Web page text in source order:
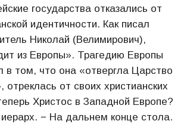
государства отказались от
идентичности. Как писал
Николай (Велимирович),
из Европы». Трагедию Европы
в том, что она «отвергла Царство
отреклась от своих христианских
Христос в Западной Европе?
− На дальнем конце стола.